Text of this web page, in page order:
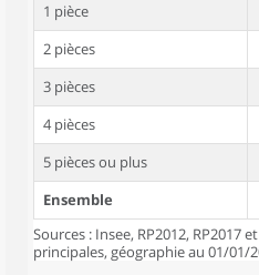
1 pièce
2 pièces
3 pièces
4 pièces
5 pièces ou plus
Ensemble
Sources : Insee, RP2012, RP2017
principales, géographie au 01/01/